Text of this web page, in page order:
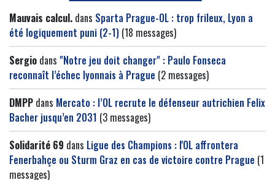
Mauvais calcul. dans Sparta Prague-OL : trop frileux, Lyon a
été logiquement puni (2-1) (18 messages)
Sergio dans "Notre jeu doit changer" : Paulo Fonseca
reconnaît l’échec lyonnais à Prague (2 messages)
DMPP dans Mercato : l’OL recrute le défenseur autrichien Felix
Bacher jusqu’en 2031 (3 messages)
Solidarité 69 dans Ligue des Champions : l'OL affrontera
Fenerbahçe ou Sturm Graz en cas de victoire contre Prague (1
messages)